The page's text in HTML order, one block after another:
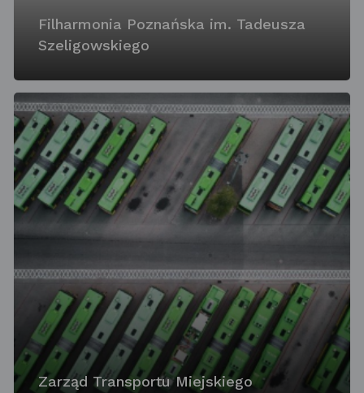
Filharmonia Poznańska im. Tadeusza
Szeligowskiego
Zarząd Transportu Miejskiego